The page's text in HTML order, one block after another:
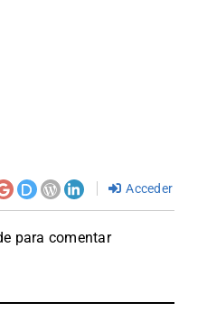
Acceder
para comentar